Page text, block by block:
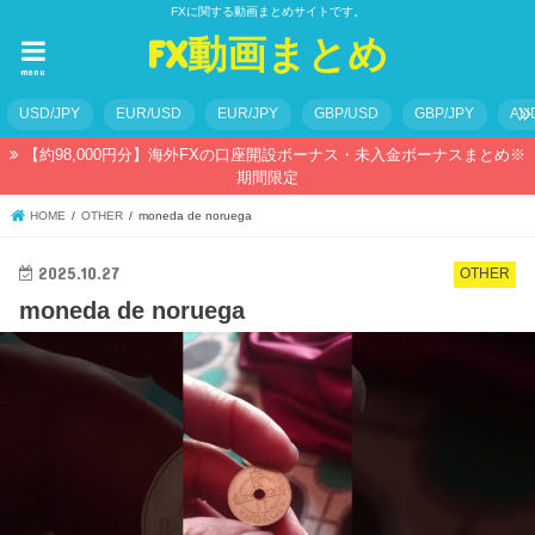
FXに関する動画まとめサイトです。
FX動画まとめ
menu
USD/JPY EUR/USD EUR/JPY GBP/USD GBP/JPY
【約98,000円分】海外FXの口座開設ボーナス・未入金ボーナスまとめ※
期間限定
HOME OTHER moneda de noruega
OTHER
2025.10.27
moneda de noruega